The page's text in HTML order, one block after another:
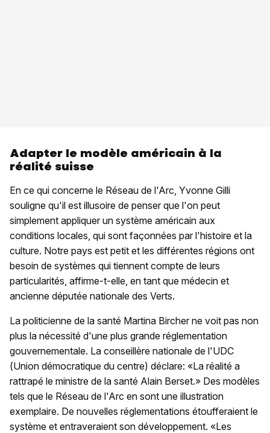
Adapter le modèle américain à la
réalité suisse
En ce qui concerne le Réseau de l'Arc, Yvonne Gilli
souligne qu'il est illusoire de penser que l'on peut
simplement appliquer un système américain aux
conditions locales, qui sont façonnées par l'histoire et la
culture. Notre pays est petit et les différentes régions ont
besoin de systèmes qui tiennent compte de leurs
particularités, affirme-t-elle, en tant que médecin et
ancienne députée nationale des Verts.
La politicienne de la santé Martina Bircher ne voit pas non
plus la nécessité d'une plus grande réglementation
gouvernementale. La conseillère nationale de l'UDC
(Union démocratique du centre) déclare: «La réalité a
rattrapé le ministre de la santé Alain Berset.» Des modèles
tels que le Réseau de l'Arc en sont une illustration
exemplaire. De nouvelles réglementations étoufferaient le
système et entraveraient son développement. «Les